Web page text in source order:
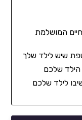
המושלמת
שיש לילד שלך
שלכם
לילד שלכם